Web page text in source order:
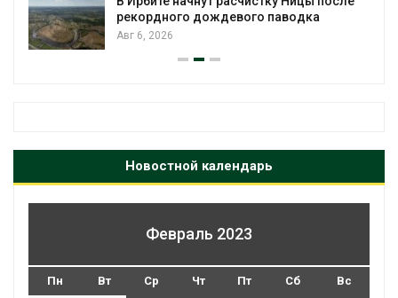
рекордного дождевого паводка
Авг 6, 2026
Новостной календарь
Февраль 2023
Пн Вт Ср Чт Пт Сб Вс